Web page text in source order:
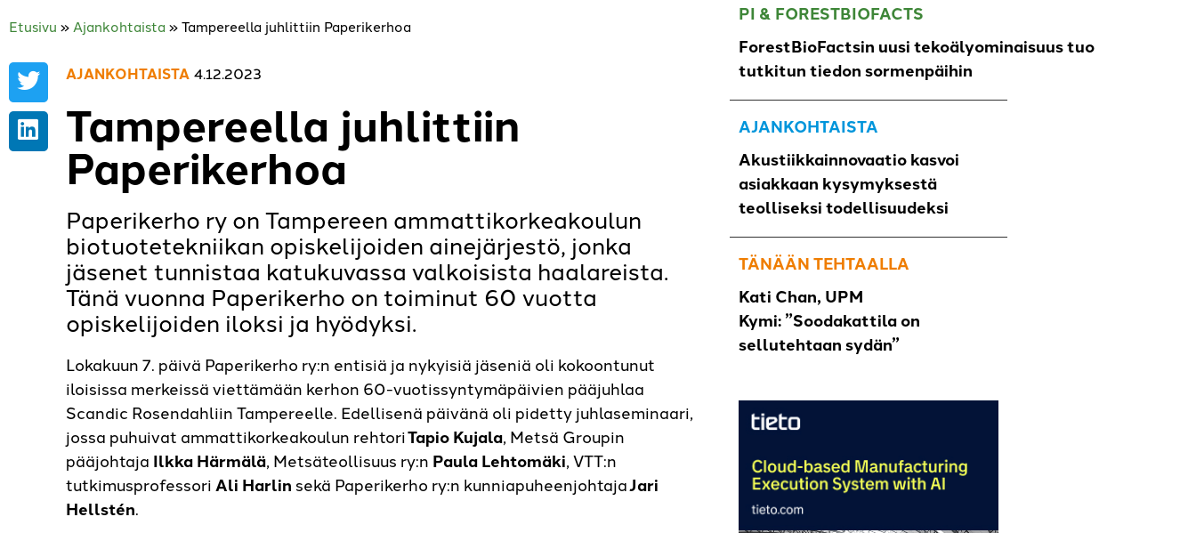
Etusivu » Ajankohtaista »Tampereella juhlittiin Paperikerhoa
AJANKOHTAISTA 4.12.2023
Tampereella juhlittiin
Paperikerhoa
Paperikerho ry on Tampereen ammattikorkeakoulun
biotuotetekniikan opiskelijoiden ainejärjestö, jonka
jäsenet tunnistaa katukuvassa valkoisista haalareista.
Tänä vuonna Paperikerho on toiminut 60 vuotta
opiskelijoiden iloksi ja hyödyksi.
Lokakuun 7. päivä Paperikerho ry:n entisiä ja nykyisiä jäseniä oli kokoontunut
iloisissa merkeissä viettämään kerhon 60-vuotissyntymäpäivien pääjuhlaa
Scandic Rosendahliin Tampereelle. Edellisenä päivänä oli pidetty juhlaseminaari,
jossa puhuivat ammattikorkeakoulun rehtoriTapio Kujala, Metsä Groupin
pääjohtaja Ilkka Härmälä, Metsäteollisuus ry:n Paula Lehtomäki, VTT:n
tutkimusprofessoriAli Harlin sekä Paperikerho ry:n kunniapuheenjohtajaJari
Hellstén.
PI & FORESTBIOFACTS
ForestBioFactsin uusi tekoälyominaisuus tuo
tutkitun tiedon sormenpäihin
AJANKOHTAISTA
Akustiikkainnovaatio kasvoi
asiakkaan kysymyksestä
teolliseksi todellisuudeksi
TÄNÄÄN TEHTAALLA
Kati Chan, UPM
Kymi: ”Soodakattila on
sellutehtaan sydän”